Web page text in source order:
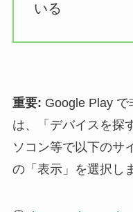
いる
重要: Google Play で
は、「デバイスを探
ソコン等で以下のサ
の「表示」を選択し